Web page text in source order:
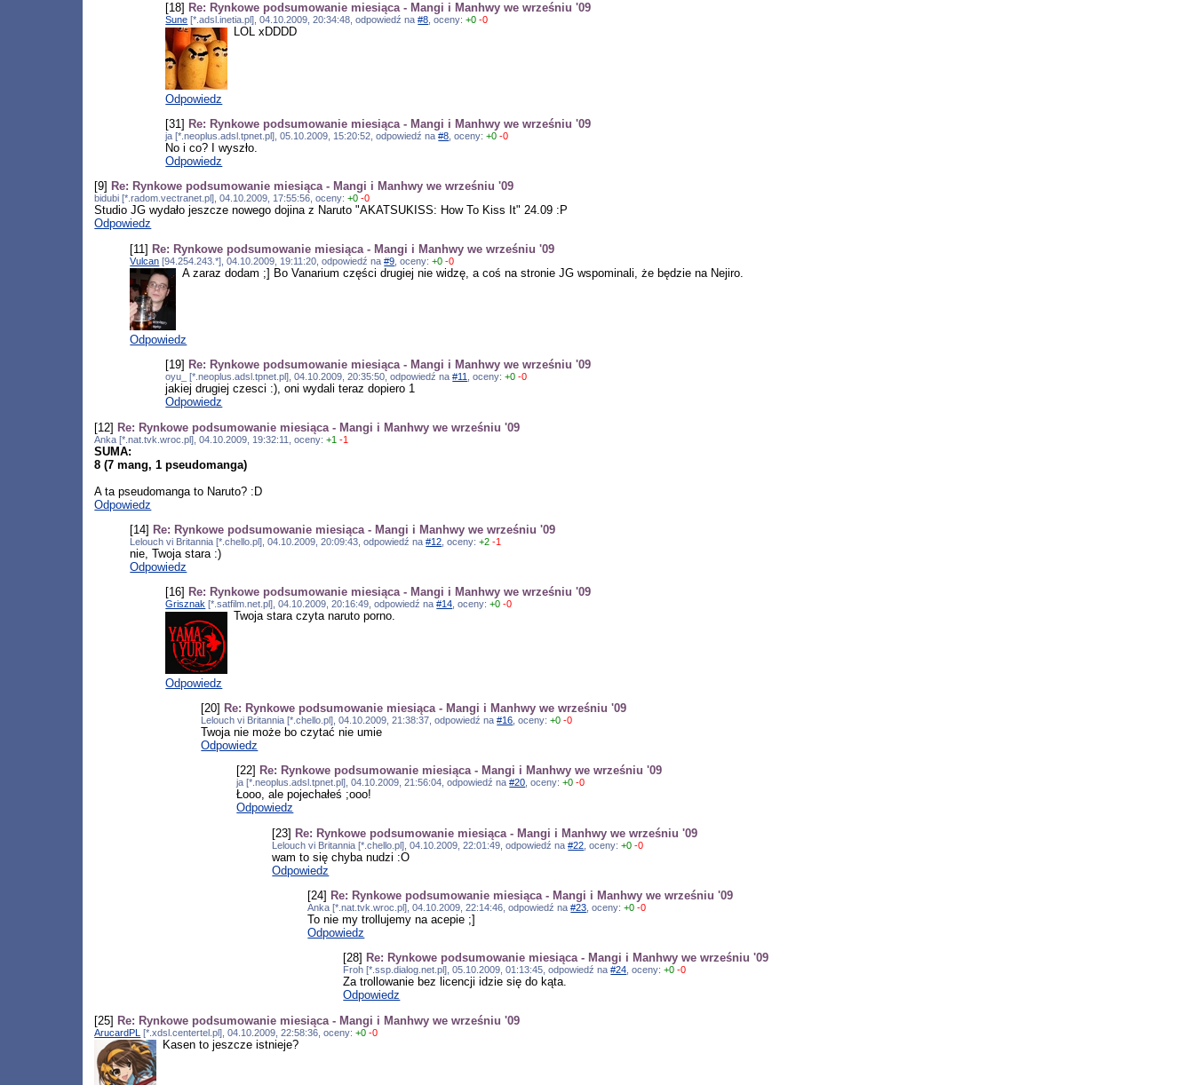
[18] Re: Rynkowe podsumowanie miesiąca - Mangi i Manhwy we wrześniu '09
Sune [*.adsl.inetia.pl], 04.10.2009, 20:34:48, odpowiedź na#8, oceny:+0 -0
LOL xDDDD
Odpowiedz
[31] Re: Rynkowe podsumowanie miesiąca - Mangi i Manhwy we wrześniu '09
ja [*.neoplus.adsl.tpnet.pl], 05.10.2009, 15:20:52, odpowiedź na#8 , oceny:+0 -0
No i co? I wyszło.
Odpowiedz
[9] Re: Rynkowe podsumowanie miesiąca - Mangi i Manhwy we wrześniu '09
bidubi [*.radom.vectranet.pl], 04.10.2009, 17:55:56, oceny:+0 -0
Studio JG wydało jeszcze nowego dojina z Naruto "AKATSUKISS: How To Kiss It" 24.09 :P
Odpowiedz
[11] Re: Rynkowe podsumowanie miesiąca - Mangi i Manhwy we wrześniu '09
Vulcan [94.254.243.*], 04.10.2009, 19:11:20, odpowiedź na#9 , oceny:+0 -0
A zaraz dodam ;] Bo Vanarium części drugiej nie widzę, a coś na stronie JG wspominali, że będzie na Nejiro.
Odpowiedz
[19] Re: Rynkowe podsumowanie miesiąca - Mangi i Manhwy we wrześniu '09
oyu_ [*.neoplus.adsl.tpnet.pl], 04.10.2009, 20:35:50, odpowiedź na#11 , oceny:+0 -0
jakiej drugiej czesci :), oni wydali teraz dopiero 1
Odpowiedz
[12] Re: Rynkowe podsumowanie miesiąca - Mangi i Manhwy we wrześniu '09
Anka [*.nat.tvk.wroc.pl], 04.10.2009, 19:32:11, oceny:+1 -1
SUMA:
8 (7 mang, 1 pseudomanga)
A ta pseudomanga to Naruto? :D
Odpowiedz
[14] Re: Rynkowe podsumowanie miesiąca - Mangi i Manhwy we wrześniu '09
Lelouch vi Britannia [*.chello.pl], 04.10.2009, 20:09:43, odpowiedź na#12 , oceny:+2 -1
nie, Twoja stara :)
Odpowiedz
[16] Re: Rynkowe podsumowanie miesiąca - Mangi i Manhwy we wrześniu '09
Grisznak [*.satfilm.net.pl], 04.10.2009, 20:16:49, odpowiedź na#14 , oceny:+0 -0
Twoja stara czyta naruto porno.
Odpowiedz
[20] Re: Rynkowe podsumowanie miesiąca - Mangi i Manhwy we wrześniu '09
Lelouch vi Britannia [*.chello.pl], 04.10.2009, 21:38:37, odpowiedź na#16 , oceny:+0 -0
Twoja nie może bo czytać nie umie
Odpowiedz
[22] Re: Rynkowe podsumowanie miesiąca - Mangi i Manhwy we wrześniu '09
ja [*.neoplus.adsl.tpnet.pl], 04.10.2009, 21:56:04, odpowiedź na#20 , oceny:+0 -0
Łooo, ale pojechałeś ;ooo!
Odpowiedz
[23] Re: Rynkowe podsumowanie miesiąca - Mangi i Manhwy we wrześniu '09
Lelouch vi Britannia [*.chello.pl], 04.10.2009, 22:01:49, odpowiedź na#22 , oceny:+0 -0
wam to się chyba nudzi :O
Odpowiedz
[24] Re: Rynkowe podsumowanie miesiąca - Mangi i Manhwy we wrześniu '09
Anka [*.nat.tvk.wroc.pl], 04.10.2009, 22:14:46, odpowiedź na#23 , oceny:+0 -0
To nie my trollujemy na acepie ;]
Odpowiedz
[28] Re: Rynkowe podsumowanie miesiąca - Mangi i Manhwy we wrześniu '09
Froh [*.ssp.dialog.net.pl], 05.10.2009, 01:13:45, odpowiedź na#24 , oceny:+0 -0
Za trollowanie bez licencji idzie się do kąta.
Odpowiedz
[25] Re: Rynkowe podsumowanie miesiąca - Mangi i Manhwy we wrześniu '09
ArucardPL [*.xdsl.centertel.pl], 04.10.2009, 22:58:36, oceny:+0 -0
Kasen to jeszcze istnieje?